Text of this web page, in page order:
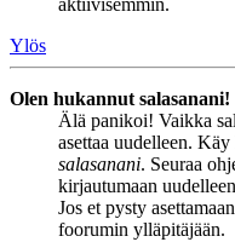
aktiivisemmin.
Ylös
Olen hukannut salasanani!
Älä panikoi! Vaikka
asettaa uudelleen.
salasanani. Seuraa
kirjautumaan
Jos et pysty
foorumin ylläpitäjään.